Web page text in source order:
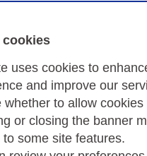
cookies
uses cookies to
and improve our
whether to allow
or closing the banner
to some site features.
Giulia che vede coinvolte le